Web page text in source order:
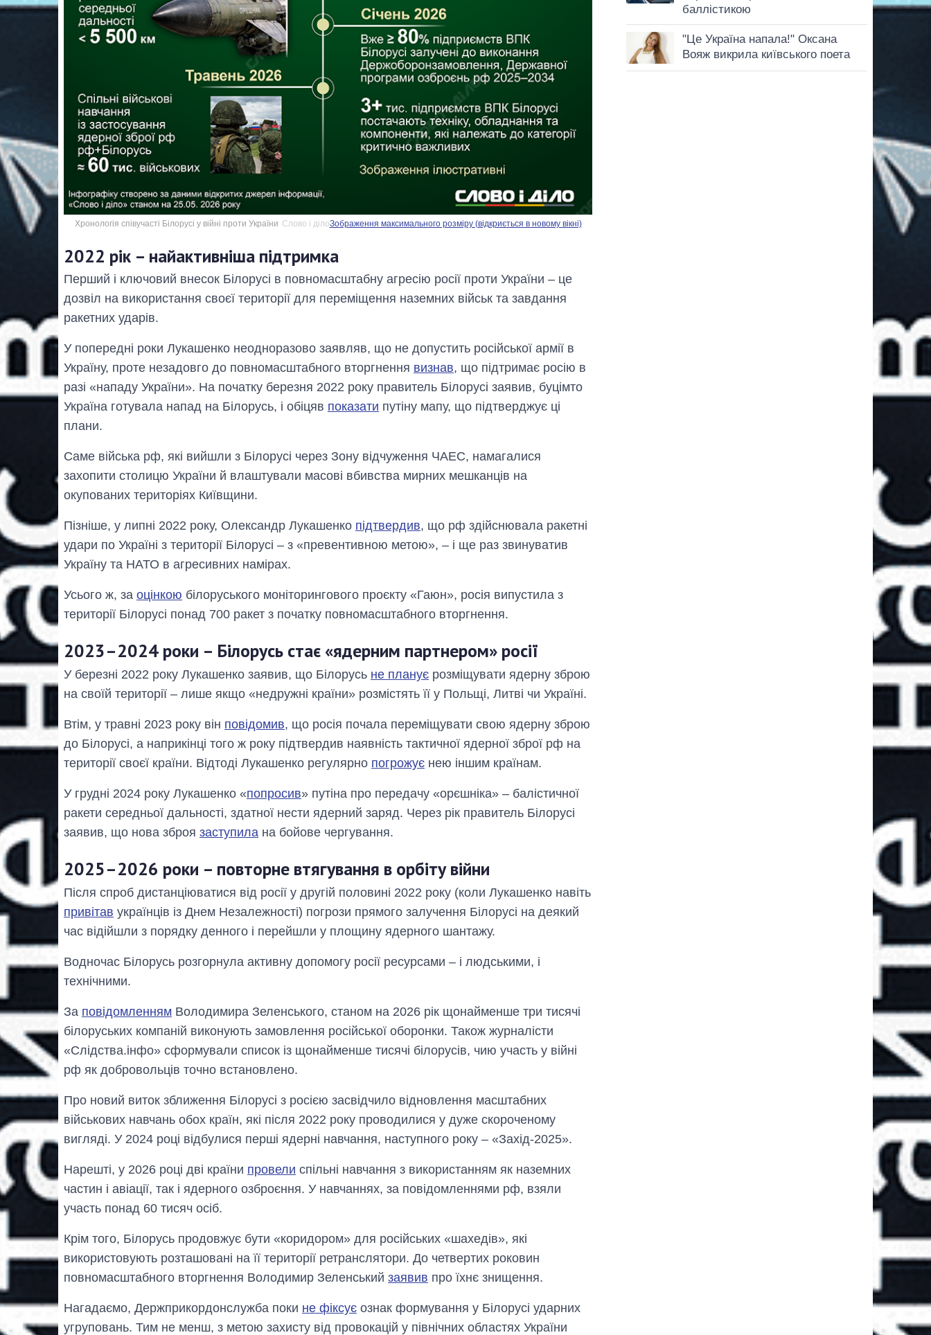
Хронологія співучасті Білорусі у війні проти України Слово і ділоЗображення максимального розміру (відкриється в новому вікні)
2022 рік – найактивніша підтримка
Перший і ключовий внесок Білорусі в повномасштабну агресію росії проти України – це
дозвіл на використання своєї території для переміщення наземних військ та завдання
ракетних ударів.
У попередні роки Лукашенко неодноразово заявляв, що не допустить російської армії в
Україну, проте незадовго до повномасштабного вторгнення визнав, що підтримає росію в
разі «нападу України». На початку березня 2022 року правитель Білорусі заявив, буцімто
Україна готувала напад на Білорусь, і обіцяв показати путіну мапу, що підтверджує ці
плани.
Саме війська рф, які вийшли з Білорусі через Зону відчуження ЧАЕС, намагалися
захопити столицю України й влаштували масові вбивства мирних мешканців на
окупованих територіях Київщини.
Пізніше, у липні 2022 року, Олександр Лукашенко підтвердив, що рф здійснювала ракетні
удари по Україні з території Білорусі – з «превентивною метою», – і ще раз звинуватив
Україну та НАТО в агресивних намірах.
Усього ж, за оцінкою білоруського моніторингового проєкту «Гаюн», росія випустила з
території Білорусі понад 700 ракет з початку повномасштабного вторгнення.
2023–2024 роки – Білорусь стає «ядерним партнером» росії
У березні 2022 року Лукашенко заявив, що Білорусь не планує розміщувати ядерну зброю
на своїй території – лише якщо «недружні країни» розмістять її у Польщі, Литві чи Україні.
Втім, у травні 2023 року він повідомив, що росія почала переміщувати свою ядерну зброю
до Білорусі, а наприкінці того ж року підтвердив наявність тактичної ядерної зброї рф на
території своєї країни. Відтоді Лукашенко регулярно погрожує нею іншим країнам.
У грудні 2024 року Лукашенко «попросив» путіна про передачу «орєшніка» – балістичної
ракети середньої дальності, здатної нести ядерний заряд. Через рік правитель Білорусі
заявив, що нова зброя заступила на бойове чергування.
2025–2026 роки – повторне втягування в орбіту війни
Після спроб дистанціюватися від росії у другій половині 2022 року (коли Лукашенко навіть
привітав українців із Днем Незалежності) погрози прямого залучення Білорусі на деякий
час відійшли з порядку денного і перейшли у площину ядерного шантажу.
Водночас Білорусь розгорнула активну допомогу росії ресурсами – і людськими, і
технічними.
За повідомленням Володимира Зеленського, станом на 2026 рік щонайменше три тисячі
білоруських компаній виконують замовлення російської оборонки. Також журналісти
«Слідства.інфо» сформували список із щонайменше тисячі білорусів, чию участь у війні
рф як добровольців точно встановлено.
Про новий виток зближення Білорусі з росією засвідчило відновлення масштабних
військових навчань обох країн, які після 2022 року проводилися у дуже скороченому
вигляді. У 2024 році відбулися перші ядерні навчання, наступного року – «Захід-2025».
Нарешті, у 2026 році дві країни провели спільні навчання з використанням як наземних
частин і авіації, так і ядерного озброєння. У навчаннях, за повідомленнями рф, взяли
участь понад 60 тисяч осіб.
Крім того, Білорусь продовжує бути «коридором» для російських «шахедів», які
використовують розташовані на її території ретранслятори. До четвертих роковин
повномасштабного вторгнення Володимир Зеленський заявив про їхнє знищення.
Нагадаємо, Держприкордонслужба поки не фіксує ознак формування у Білорусі ударних
угруповань. Тим не менш, з метою захисту від провокацій у північних областях України